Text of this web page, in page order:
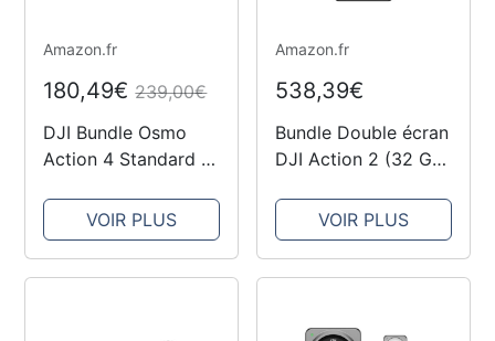
Amazon.fr
180,49€239,00€
DJI Bundle Osmo
Action 4 Standard -
étanche 4K/120 IPS
avec capteur 1/1,3
Pouce, des Images
VOIR PLUS
Amazon.fr
538,39€
Bundle Double écran
‌DJI Action 2 (32 Go)
4K avec un module
d'extension de
batterie, des
VOIR PLUS